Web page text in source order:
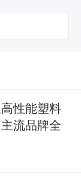
性能塑料
流品牌全